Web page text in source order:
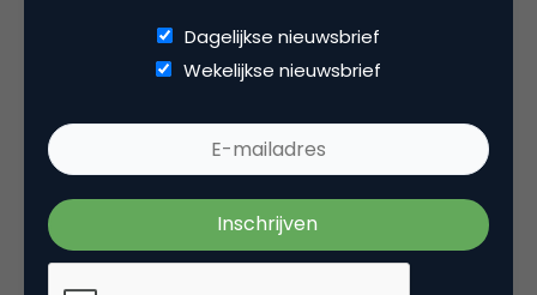
zegt over de gemoedstoestand. Waarom
betekent die 5,37 procent in de ochtend in
stemming van de wereld als er nog maar 5,21
procent positieve woorden worden getweet,
of houden blije eikels eindelijk even hun tweets
voor zich? Mensen met een ochtendhumeur
of een depressie hebben vast weinig zin te
Dagelijkse nieuwsbrief
Wekelijkse nieuwsbrief